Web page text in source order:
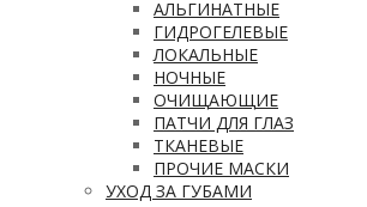
АЛЬГИНАТНЫЕ
ГИДРОГЕЛЕВЫЕ
ЛОКАЛЬНЫЕ
НОЧНЫЕ
ОЧИЩАЮЩИЕ
ПАТЧИ ДЛЯ ГЛАЗ
ТКАНЕВЫЕ
ПРОЧИЕ МАСКИ
УХОД ЗА ГУБАМИ